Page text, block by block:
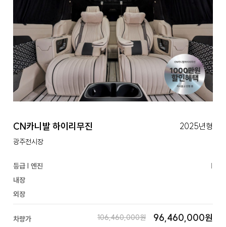
CN카니발 하이리무진 2025년형
광주전시장
등급 | 엔진
|
내장
외장
차량가 106,460,000원 96,460,000원